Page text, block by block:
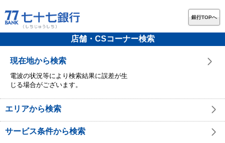
銀行TOPへ
店舗・CSコーナー検索
現在地から検索
電波の状況等により検索結果に誤差が生
じる場合がございます。
エリアから検索
サービス条件から検索